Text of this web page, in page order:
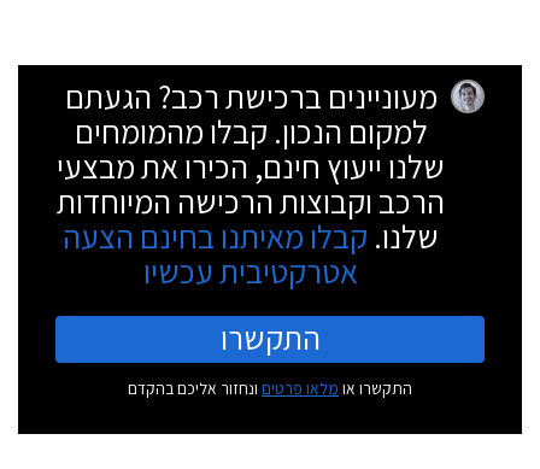
מעוניינים ברכישת רכב? הגעתם
למקום הנכון. קבלו מהמומחים
שלנו ייעוץ חינם, הכירו את מבצעי
הרכב וקבוצות הרכישה המיוחדות
שלנו. קבלו מאיתנו בחינם הצעה
אטרקטיבית עכשיו
התקשרו
התקשרו או מלאו פרטים ונחזור אליכם בהקדם